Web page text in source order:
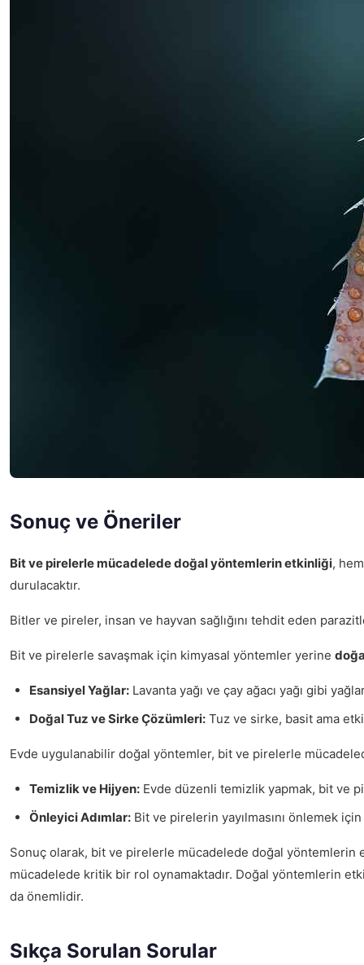
Sonuç ve Öneriler
Bit ve pirelerle mücadelede doğal yöntemlerin etkinliği,
durulacaktır.
Bitler ve pireler, insan ve hayvan sağlığını tehdit eden
Bit ve pirelerle savaşmak için kimyasal yöntemler yerine
Esansiyel Yağlar: Lavanta yağı ve çay ağacı yağı gibi
Doğal Tuz ve Sirke Çözümleri: Tuz ve sirke, basit ama
Evde uygulanabilir doğal yöntemler, bit ve pirelerle
Temizlik ve Hijyen: Evde düzenli temizlik yapmak, bit ve
Önleyici Adımlar: Bit ve pirelerin yayılmasını önlemek
Sonuç olarak, bit ve pirelerle mücadelede doğal yöntemlerin
mücadelede kritik bir rol oynamaktadır. Doğal yöntemlerin
da önemlidir.
Sıkça Sorulan Sorular